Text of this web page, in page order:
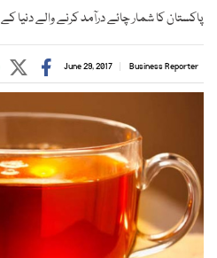
پاکستان کا شمار چائے درآمد کرنے والے دنیا کے 10 سرفہرست ملکوں میں کیا جاتا ہے
Business Reporter
June 29, 2017